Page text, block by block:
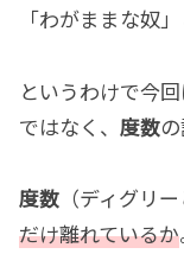
「わがままな奴
というわけで今
ではなく、 度数
度数 （ディグリ
だけ離れているか